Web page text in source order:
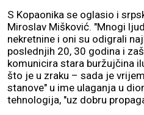
S Kopaonika se oglasio i
Miroslav Mišković. "Mnogi
nekretnine i oni su odigrali
poslednjih 20, 30 godina i
komunicira stara buržujčina
što je u zraku – sada je
stanove" u ime ulaganja u
tehnologija, "uz dobru